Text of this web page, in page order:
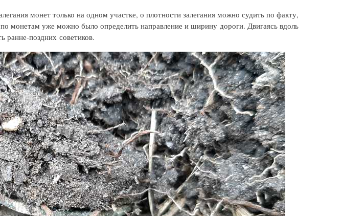
монет только на одном участке, о плотности залегания можно судить по факту,
монетам уже можно было определить направление и ширину дороги. Двигаясь вдоль
ранне-поздних советиков.